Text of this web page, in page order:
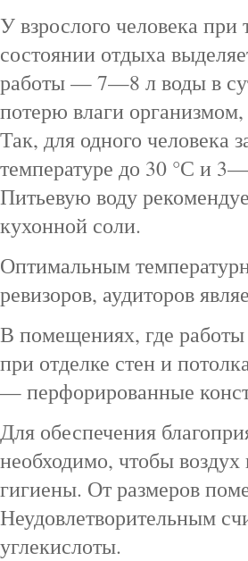
У взрослого человека
состоянии отдыха
работы — 7—8 л воды в
потерю влаги
Так, для одного
температуре до 30 °С и
Питьевую воду
кухонной соли.
Оптимальным
ревизоров, аудиторов
В помещениях, где
при отделке стен и
— перфорированные
Для обеспечения
необходимо, чтобы воздух
гигиены. От размеров
Неудовлетворительным
углекислоты.